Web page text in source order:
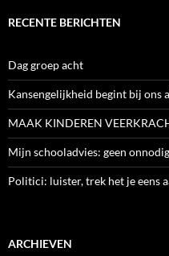
RECENTE BERICHTEN
Dag groep acht
Kansengelijkheid begint bij ons
MAAK KINDEREN
Mijn schooladvies: geen
Politici: luister, trek het je eens
ARCHIEVEN